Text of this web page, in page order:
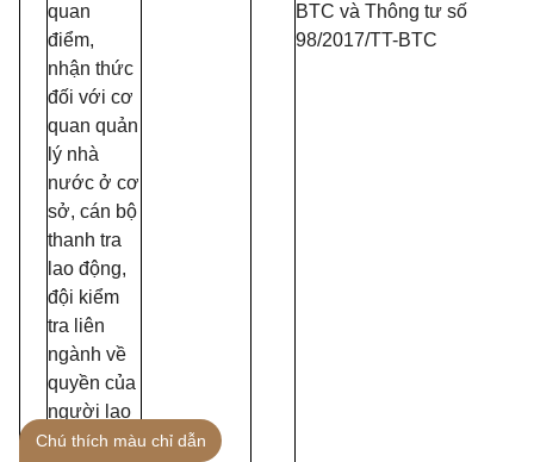
quan
điểm,
nhận thức
đối với cơ
quan quản
lý nhà
nước ở cơ
sở, cán bộ
thanh tra
lao động,
đội kiểm
tra liên
ngành về
quyền của
người lao
động tại
BTC và Thông tư số
98/2017/TT-BTC
Chú thích màu chỉ dẫn